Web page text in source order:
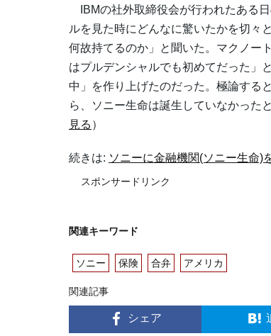
IBMの社外取締役会が行われたある
ルを見た時にどんなに驚いたかを切々
何故持てるのか」と聞いた。マクノー
はプルデンシャルでも初めてだった」
中」を作り上げたのだった。極論する
ら、ソニー生命は誕生していなかった
見る ）
続きは: ソニーに金融機関(ソニー生命)
スポンサードリンク
関連キーワード
ソニー 保険 合弁 アメリカ
関連記事
シェア